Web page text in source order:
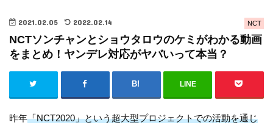
NCT
2021.02.05 2022.02.14
NCTソンチャンとショウタロウのケミがわかる動画
をまとめ！ヤンデレ対応がヤバいって本当？
LINE
昨年「NCT2020」という超大型プロジェクトでの活動を通じ